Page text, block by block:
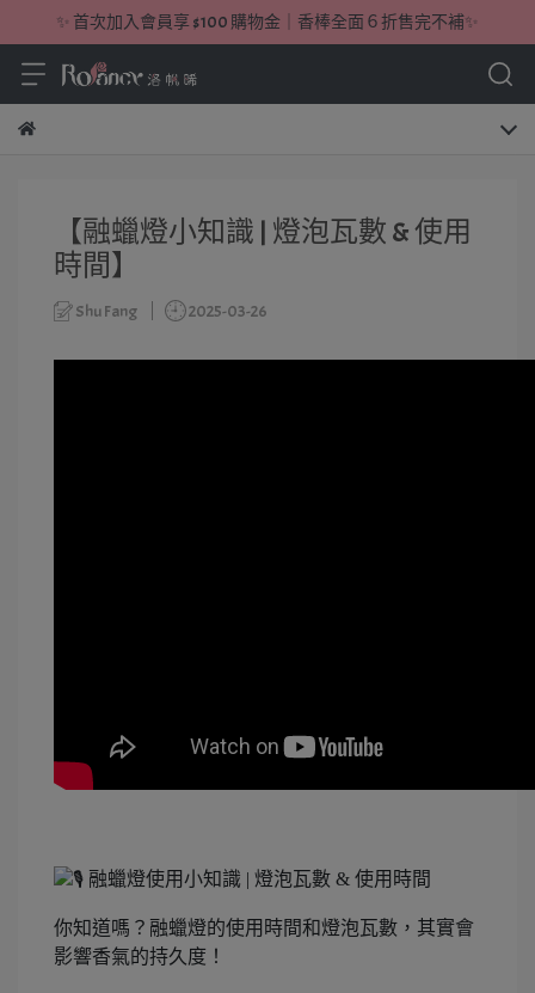
✨ 首次加入會員享 $100 購物金｜香棒全面６折售完不補✨
【融蠟燈小知識 | 燈泡瓦數 & 使用
時間】
Shu Fang 2025-03-26
融蠟燈使用小知識 | 燈泡瓦數 & 使用時間
你知道嗎？融蠟燈的使用時間和燈泡瓦數，其實會
影響香氣的持久度！